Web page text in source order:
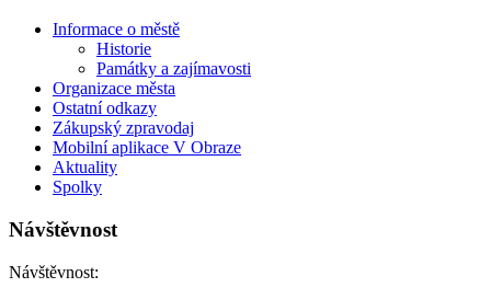
Informace o městě
Historie
Památky a zajímavosti
Organizace města
Ostatní odkazy
Zákupský zpravodaj
Mobilní aplikace V Obraze
Aktuality
Spolky
Návštěvnost
Návštěvnost: